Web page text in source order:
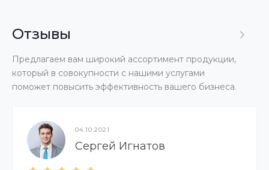
Отзывы
Предлагаем вам широкий ассортимент продукции,
который в совокупности с нашими услугами
поможет повысить эффективность вашего бизнеса.
04.10.2021
Сергей Игнатов